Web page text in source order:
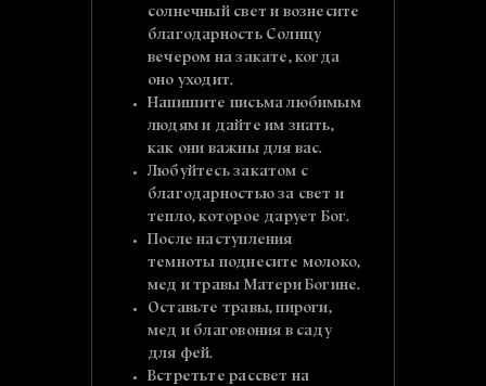
солнечный свет и вознесите
благодарность Солнцу
вечером на закате, когда
оно уходит.
Напишите письма любимым
людям и дайте им знать,
как они важны для вас.
Любуйтесь закатом с
благодарностью за свет и
тепло, которое дарует Бог.
После наступления
темноты поднесите молоко,
мед и травы Матери Богине.
Оставьте травы, пироги,
мед и благовония в саду
для фей.
Встретьте рассвет на